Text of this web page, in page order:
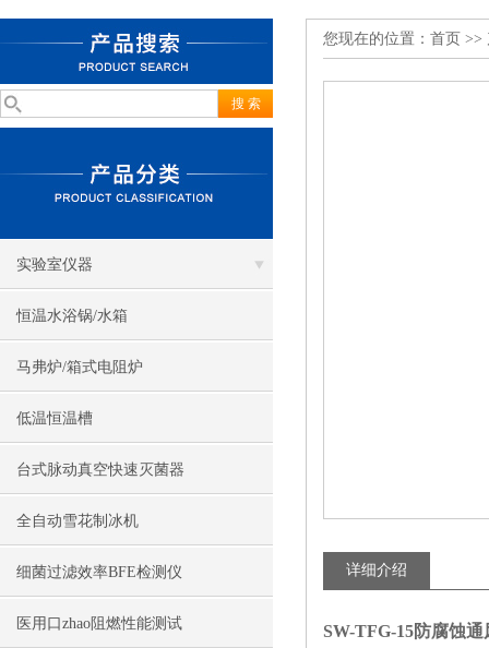
实验室仪器
恒温水浴锅/水箱
马弗炉/箱式电阻炉
低温恒温槽
台式脉动真空快速灭菌器
全自动雪花制冰机
细菌过滤效率BFE检测仪
医用口zhao阻燃性能测试
您现在的位置： 首页 >>
详细介绍
SW-TFG-15防腐蚀通